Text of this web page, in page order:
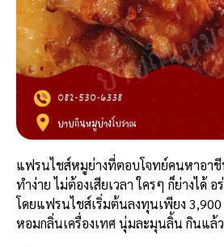
แฟรนไชส์หมูย่างที่ตอบโจทย์คนหาอาชี
ทำง่าย ไม่ต้องเสียเวลา ใครๆ ก็ย่างได้
โดยแฟรนไชส์เริ่มต้นลงทุนเพียง
หอมกลิ่นเครื่องเทศ นุ่มละมุนลิ้น กินแล้